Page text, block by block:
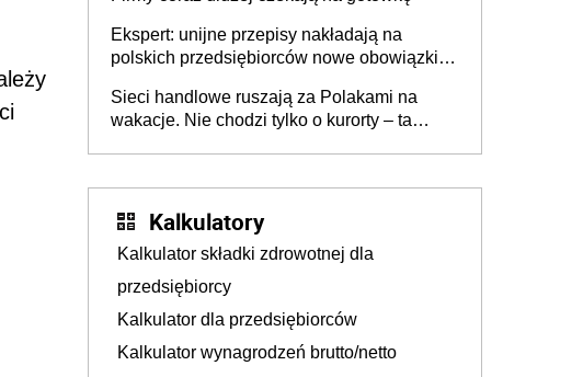
Ekspert: unijne przepisy nakładają na
polskich przedsiębiorców nowe obowiązki w
Sieci handlowe ruszają za Polakami na
wakacje. Nie chodzi tylko o kurorty – ta
Kalkulatory
Kalkulator składki zdrowotnej dla
przedsiębiorcy
Kalkulator dla przedsiębiorców
Kalkulator wynagrodzeń brutto/netto